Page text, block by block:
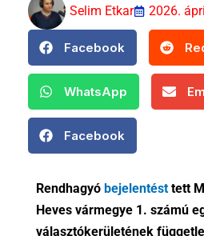
Selim Etkar
2026.
Facebook
WhatsApp
Facebook
Rendhagyó bejelentést tett
Heves vármegye 1. számú
választókerületének